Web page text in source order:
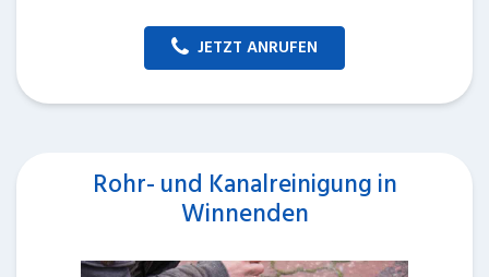
JETZT ANRUFEN
Rohr- und Kanalreinigung in
Winnenden